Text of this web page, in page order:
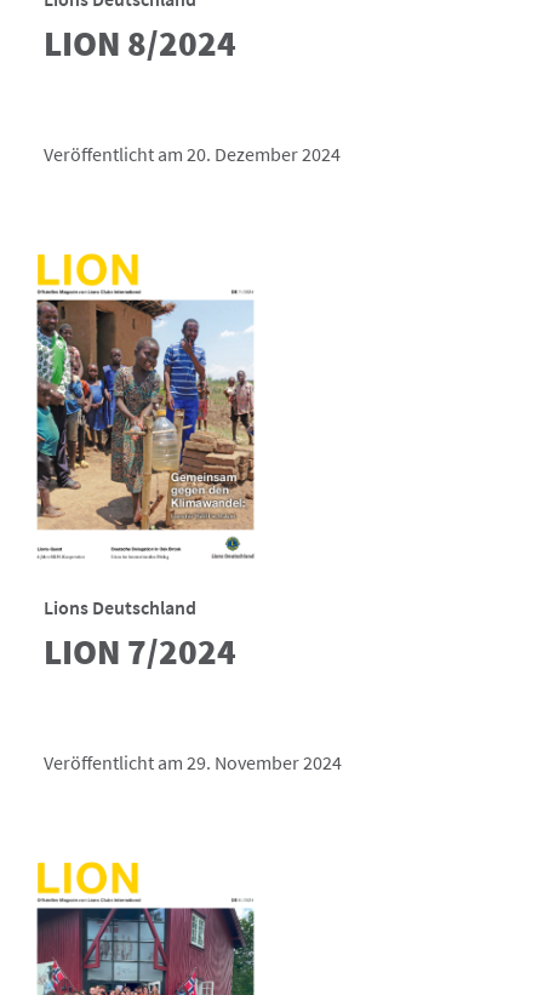
LION 8/2024
Veröffentlicht am 20. Dezember 2024
Lions Deutschland
LION 7/2024
Veröffentlicht am 29. November 2024